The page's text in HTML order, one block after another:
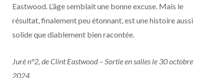
Eastwood. L’âge semblait une bonne excuse. Mais le
résultat, finalement peu étonnant, est une histoire aussi
solide que diablement bien racontée.
Juré n°2, de Clint Eastwood – Sortie en salles le 30 octobre
2024